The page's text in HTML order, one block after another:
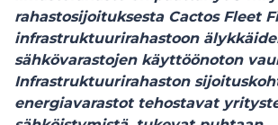
rahastosijoituksesta Cactos Fleet
infrastruktuurirahastoon
sähkövarastojen käyttöönoton
Infrastruktuurirahaston
energiavarastot tehostavat